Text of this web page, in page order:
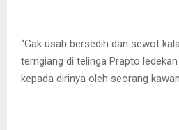
“Gak usah bersedih dan sewot
terngiang di telinga Prapto
kepada dirinya oleh seorang